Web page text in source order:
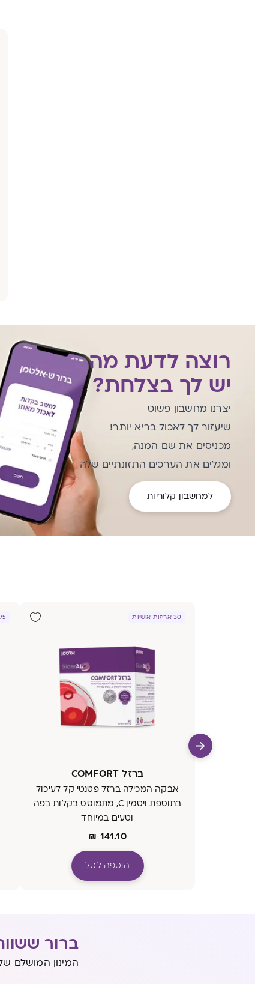
רוצה לדעת מה
יש לך בצלחת?
יצרנו מחשבון פשוט
שיעזור לך לאכול בריא יותר!
מכניסים את שם המנה,
ומגלים את הערכים התזונתיים שלה
למחשבון קלוריות
30 אריזות אישיות
ברזל COMFORT
אבקה המכילה ברזל פטנטי קל לעיכול
בתוספת ויטמין C, מתמוסס בקלות בפה
וטעים במיוחד
₪ 141.10
הוספה לסל
75 כמוסות
ברור
המינון המושלם